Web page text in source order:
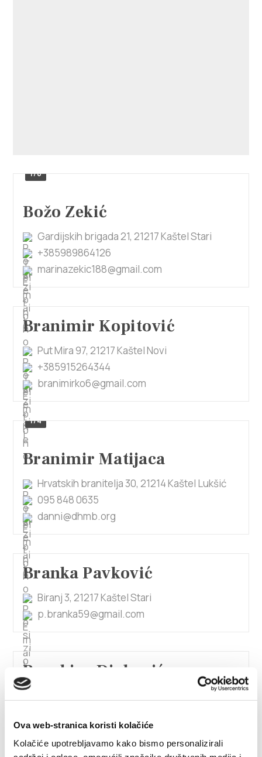
Ova web-stranica koristi kolačiće
Kolačiće upotrebljavamo kako bismo personalizirali
1/6
Božo Zekić
Gardijskih brigada 21, 21217 Kaštel Stari
+385989864126
marinazekic188@gmail.com
Branimir Kopitović
Put Mira 97, 21217 Kaštel Novi
+385915264344
branimirko6@gmail.com
1/4
Branimir Matijaca
Hrvatskih branitelja 30, 21214 Kaštel Lukšić
095 848 0635
danni@dhmb.org
Branka Pavković
Biranj 3, 21217 Kaštel Stari
p.branka59@gmail.com
Brankica Divković
Mišković
+38598867259
dm.brankica@yahoo.com